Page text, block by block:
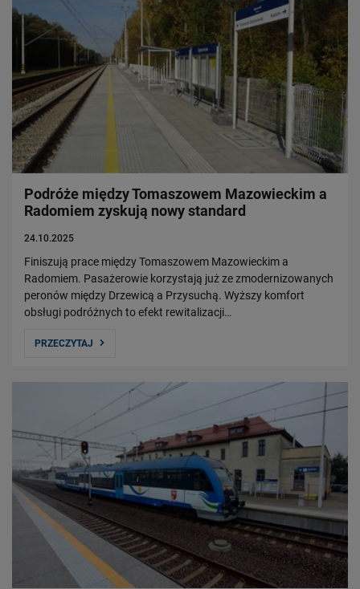
Podróże między Tomaszowem Mazowieckim a
Radomiem zyskują nowy standard
24.10.2025
Finiszują prace między Tomaszowem Mazowieckim a
Radomiem. Pasażerowie korzystają już ze zmodernizowanych
peronów między Drzewicą a Przysuchą. Wyższy komfort
obsługi podróżnych to efekt rewitalizacji…
PRZECZYTAJ